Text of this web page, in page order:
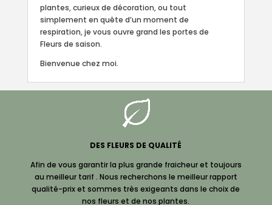
plantes, curieux de décoration, ou tout
simplement en quête d’un moment de
respiration, je vous ouvre grand les portes de
Fleurs de saison.
Bienvenue chez moi.
DES FLEURS DE QUALITÉ
Afin de vous garantir la plus grande fraicheur et toujours
au meilleur tarif . Nous recherchons le meilleur rapport
qualité-prix et sommes très exigeants dans le choix de
nos fleurs et de nos plantes.